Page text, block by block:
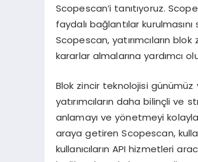
Scopescan’i tanıtıyoruz.
faydalı bağlantılar
Scopescan, yatırımcıların
kararlar almalarına yardımcı
Blok zincir teknolojisi
yatırımcıların daha bilinçli ve
anlamayı ve yönetmeyi
araya getiren Scopescan,
kullanıcıların API hizmetleri